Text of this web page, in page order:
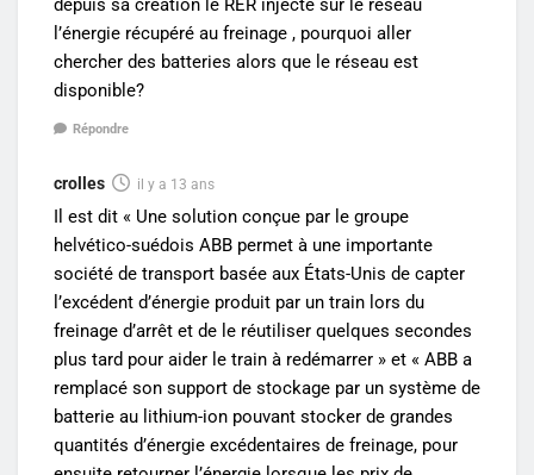
l’énergie récupéré au freinage , pourquoi aller
chercher des batteries alors que le réseau est
disponible?
Répondre
crolles il y a 13 ans
Il est dit « Une solution conçue par le groupe
helvético-suédois ABB permet à une importante
société de transport basée aux États-Unis de capter
l’excédent d’énergie produit par un train lors du
freinage d’arrêt et de le réutiliser quelques secondes
plus tard pour aider le train à redémarrer » et « ABB a
remplacé son support de stockage par un système de
batterie au lithium-ion pouvant stocker de grandes
quantités d’énergie excédentaires de freinage, pour